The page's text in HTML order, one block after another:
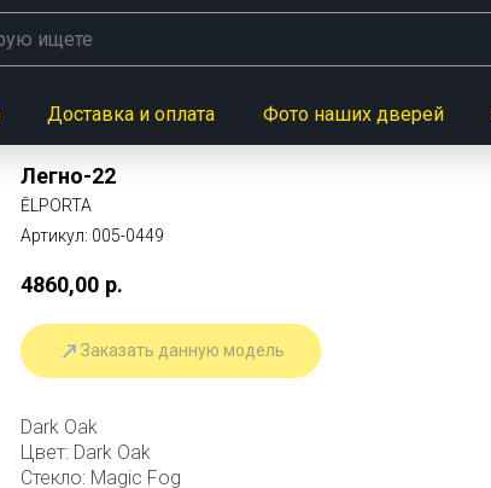
Доставка и оплата Фото наших дверей
Легно-22
ĒLPORTA
Артикул: 005-0449
4860,00 р.
Заказать данную модель
Dark Oak
Цвет: Dark Oak
Стекло: Magic Fog